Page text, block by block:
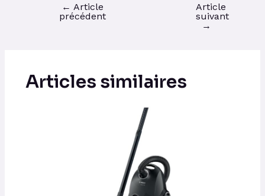
← Article
précédent
Article
suivant
→
Articles similaires